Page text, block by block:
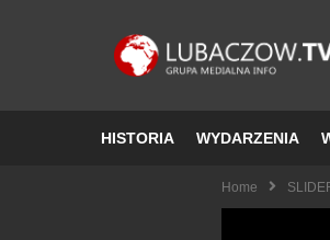
HISTORIA WYDARZENIA
Home